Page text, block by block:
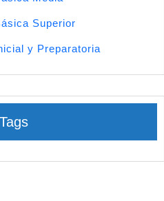
Superior
y Preparatoria
Tags